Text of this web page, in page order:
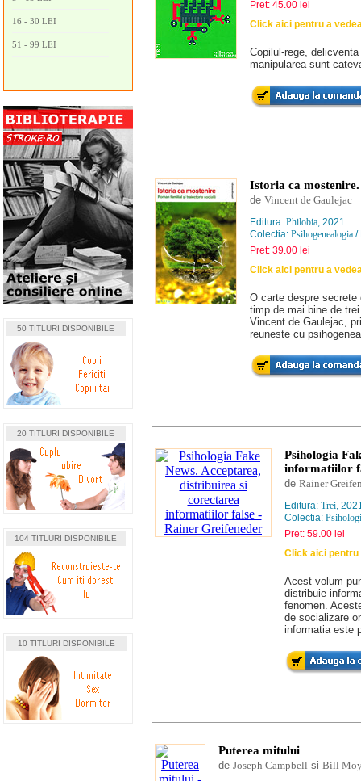
16 - 30 LEI
51 - 99 LEI
50 TITLURI DISPONIBILE
20 TITLURI DISPONIBILE
104 TITLURI DISPONIBILE
10 TITLURI DISPONIBILE
Pret: 45.00 lei
Click aici pentru a
Copilul-rege,
manipularea sunt
Istoria ca
de Vincent de Gaulejac
Editura: Philobia, 2021
Colectia: Psihogenealogia /
Pret: 39.00 lei
Click aici pentru a
O carte despre
timp de mai bine de
Vincent de Gaulejac,
reuneste cu
Psihologia
informatiilor
de Rainer
Editura: Trei,
Colectia:
Pret: 59.00 lei
Click aici
Acest volum
distribuie
fenomen.
de socializare
informatia este
Puterea mitului
de Joseph Campbell si Bill